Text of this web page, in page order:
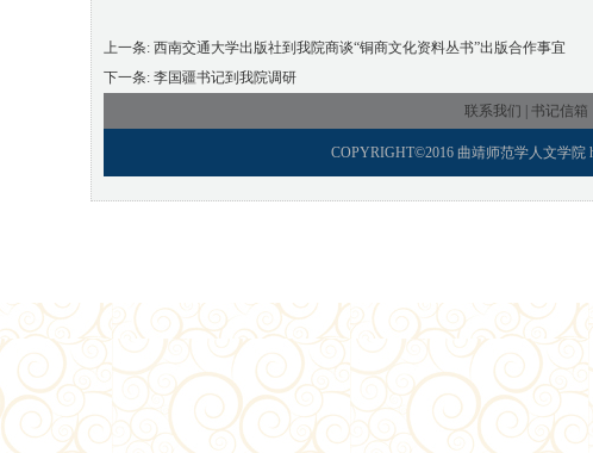
上一条: 西南交通大学出版社到我院商谈“铜商文化资料丛书”出版合作事宜
下一条: 李国疆书记到我院调研
联系我们 | 书记信箱
COPYRIGHT©2016 曲靖师范学人文学院